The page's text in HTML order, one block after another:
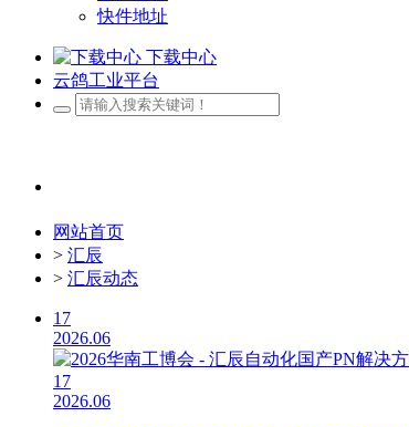
快件地址
下载中心
云鸽工业平台
网站首页
> 汇辰
> 汇辰动态
17
2026.06
17
2026.06